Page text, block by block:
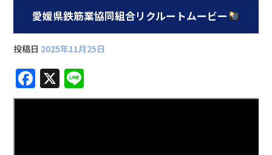
愛媛県鉄筋業協同組合リクルートムービー
投稿日 2025年11月25日
F
a
X
n